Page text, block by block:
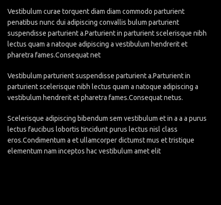
Vestibulum curae torquent diam diam commodo parturient
penatibus nunc dui adipiscing convallis bulum parturient
suspendisse parturient a.Parturient in parturient scelerisque nibh
lectus quam a natoque adipiscing a vestibulum hendrerit et
pharetra fames.Consequat net
Vestibulum parturient suspendisse parturient a.Parturient in
parturient scelerisque nibh lectus quam a natoque adipiscing a
vestibulum hendrerit et pharetra fames.Consequat netus.
Scelerisque adipiscing bibendum sem vestibulum et in a a a purus
lectus faucibus lobortis tincidunt purus lectus nisl class
eros.Condimentum a et ullamcorper dictumst mus et tristique
elementum nam inceptos hac vestibulum amet elit